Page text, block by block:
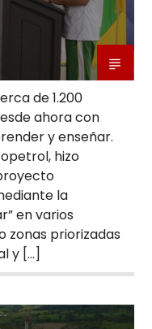
de 1.200
ahora con
y enseñar.
hizo
la
en varios
zonas priorizadas
y […]